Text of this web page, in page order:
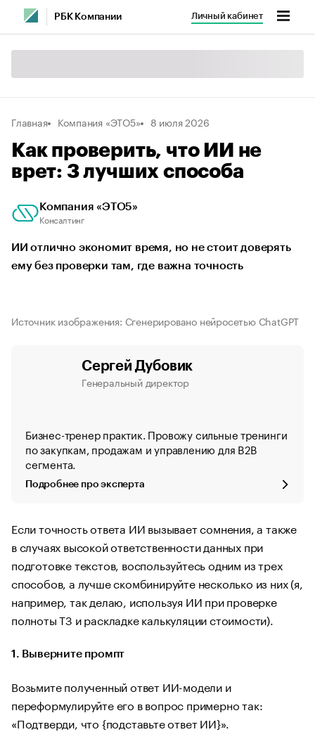
РБК Компании Личный кабинет
Главная Компания «ЭТО5» 8 июля 2026
Как проверить, что ИИ не
врет: 3 лучших способа
Компания «ЭТО5»
Консалтинг
ИИ отлично экономит время, но не стоит доверять
ему без проверки там, где важна точность
Источник изображения: Сгенерировано нейросетью ChatGPT
Сергей Дубовик
Генеральный директор
Бизнес-тренер практик. Провожу сильные тренинги
по закупкам, продажам и управлению для B2B
сегмента.
Подробнее про эксперта
Если точность ответа ИИ вызывает сомнения, а также
в случаях высокой ответственности данных при
подготовке текстов, воспользуйтесь одним из трех
способов, а лучше скомбинируйте несколько из них (я,
например, так делаю, используя ИИ при проверке
полноты ТЗ и раскладке калькуляции стоимости).
1. Выверните промпт
Возьмите полученный ответ ИИ-модели и
переформулируйте его в вопрос примерно так:
«Подтверди, что {подставьте ответ ИИ}».